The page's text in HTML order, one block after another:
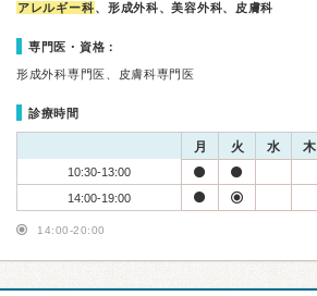
アレルギー科、形成外科、美容外科、皮膚科
専門医・資格：
形成外科専門医、皮膚科専門医
診療時間
月 火 水 木
10:30-13:00
14:00-19:00
14:00-20:00